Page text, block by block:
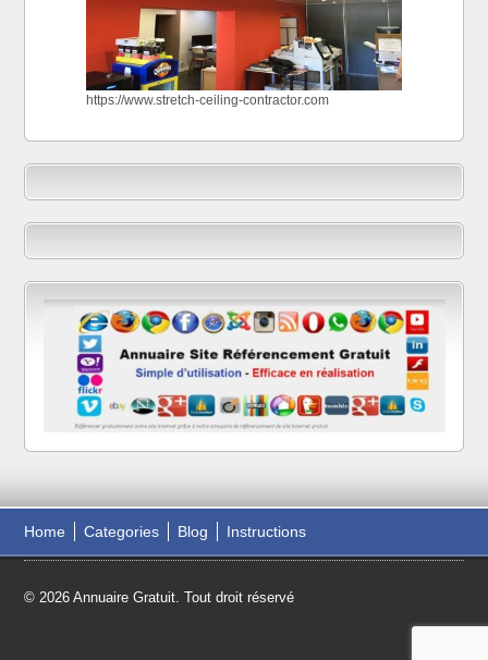
https://www.stretch-ceiling-contractor.com
Home Categories Blog Instructions
© 2026 Annuaire Gratuit. Tout droit réservé